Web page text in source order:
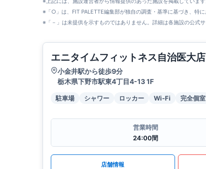
※「○」は、FIT PALETTE編集部が独自の調査・基準に基づき、特に
※「－」は未提供を示すものではありません。詳細は各施設の公式サ
エニタイムフィットネス自治医大店
小金井駅から徒歩9分
栃木県下野市駅東4丁目4-13 1F
駐車場 シャワー ロッカー Wi-Fi 完全個室
営業時間
24:00間
店舗情報